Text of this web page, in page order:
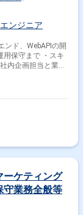
ンジニア
ド、WebAPIの開
保守まで ・スキ
内企画担当と業務
ーケティング
守業務全般等